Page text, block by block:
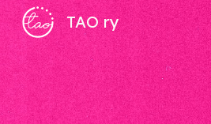
TAO ry